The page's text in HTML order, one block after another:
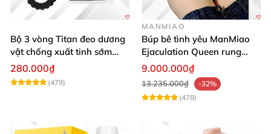
Bộ 3 vòng Titan đeo dương
vật chống xuất tinh sớm
silicon y tế tăng hưng phấn
280.000₫
(479)
MANMIAO
Búp bê tình yêu ManMiao
Ejaculation Queen rung
cảm biến sưởi ấm phun
nước thông minh
9.000.000₫
13.235.000₫
-32%
(478)